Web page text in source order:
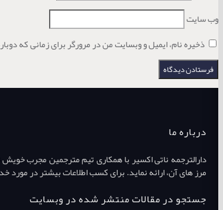
وب‌ سایت
ذخیره نام، ایمیل و وبسایت من در مرورگر برای زمانی که
درباره ما
دارالترجمه ناتی اکسیر با همکاری تیم مترجمین مجرب
مرز های آن، ارائه نماید. برای کسب اطلاعات بیشتر در
جستجو در مقالات منتشر شده در وبسایت